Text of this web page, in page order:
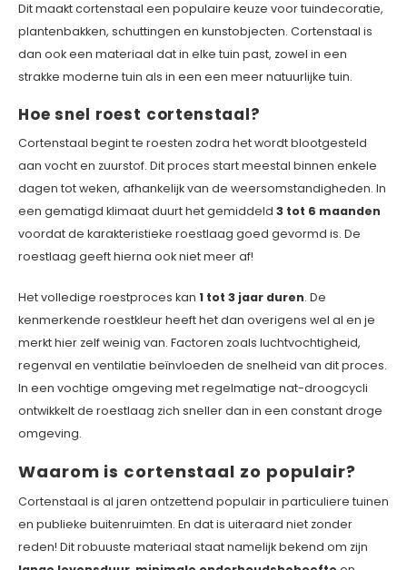
Dit maakt cortenstaal een populaire keuze voor tuindecoratie,
plantenbakken, schuttingen en kunstobjecten. Cortenstaal is
dan ook een materiaal dat in elke tuin past, zowel in een
strakke moderne tuin als in een een meer natuurlijke tuin.
Hoe snel roest cortenstaal?
Cortenstaal begint te roesten zodra het wordt blootgesteld
aan vocht en zuurstof. Dit proces start meestal binnen enkele
dagen tot weken, afhankelijk van de weersomstandigheden. In
een gematigd klimaat duurt het gemiddeld 3 tot 6 maanden
voordat de karakteristieke roestlaag goed gevormd is. De
roestlaag geeft hierna ook niet meer af!
Het volledige roestproces kan 1 tot 3 jaar duren. De
kenmerkende roestkleur heeft het dan overigens wel al en je
merkt hier zelf weinig van. Factoren zoals luchtvochtigheid,
regenval en ventilatie beïnvloeden de snelheid van dit proces.
In een vochtige omgeving met regelmatige nat-droogcycli
ontwikkelt de roestlaag zich sneller dan in een constant droge
omgeving.
Waarom is cortenstaal zo populair?
Cortenstaal is al jaren ontzettend populair in particuliere tuinen
en publieke buitenruimten. En dat is uiteraard niet zonder
reden! Dit robuuste materiaal staat namelijk bekend om zijn